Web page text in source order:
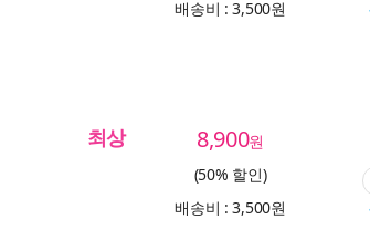
배송비 : 3,500원
최상 8,900원
(50% 할인)
배송비 : 3,500원